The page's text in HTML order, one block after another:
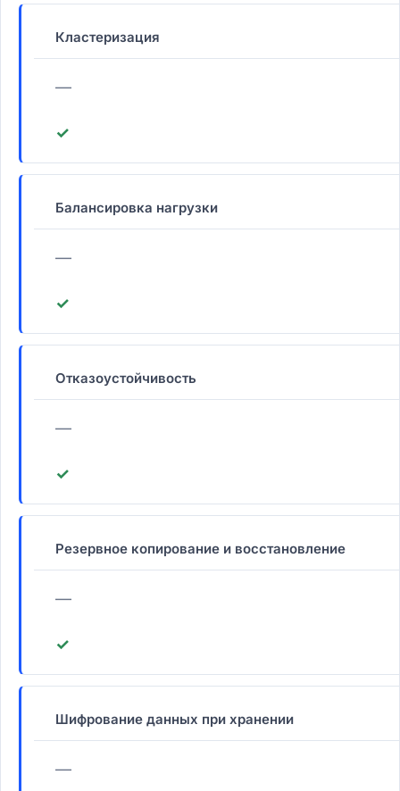
Кластеризация
—
✓
Балансировка нагрузки
—
✓
Отказоустойчивость
—
✓
Резервное копирование и восстановление
—
✓
Шифрование данных при хранении
—